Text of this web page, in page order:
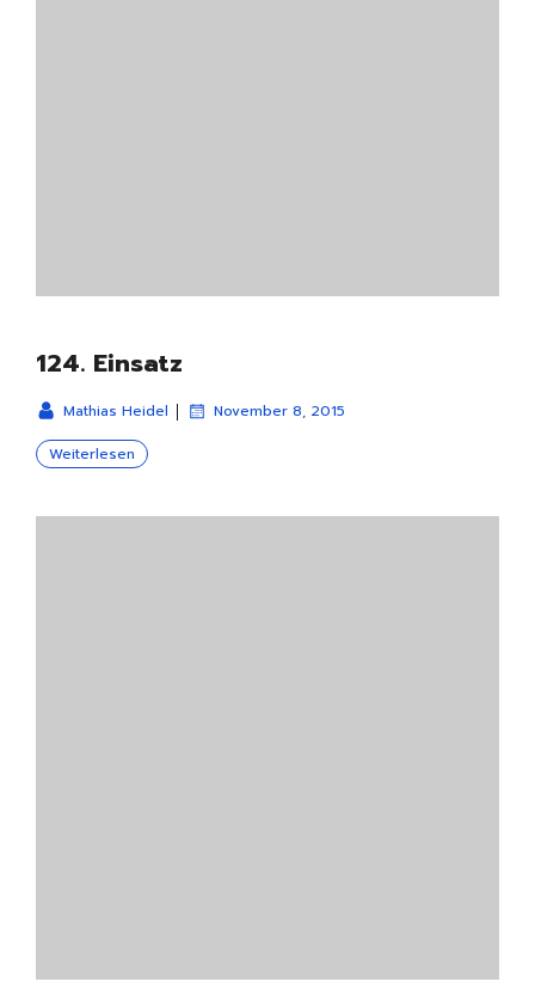
124. Einsatz
Mathias Heidel | November 8, 2015
Weiterlesen